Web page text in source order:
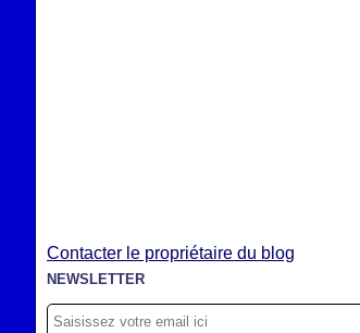
Contacter le propriétaire du blog
NEWSLETTER